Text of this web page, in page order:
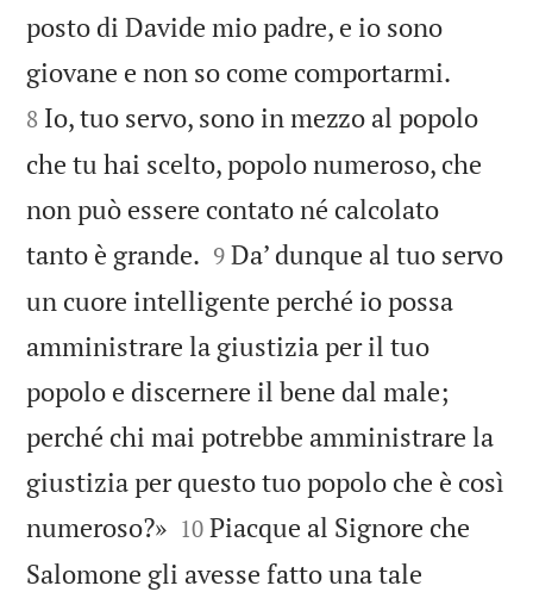
posto di Davide mio padre, e io sono
giovane e non so come comportarmi.
8 Io, tuo servo, sono in mezzo al popolo
che tu hai scelto, popolo numeroso, che
non può essere contato né calcolato
tanto è grande. 

9 Da’ dunque al tuo servo
un cuore intelligente perché io possa
amministrare la giustizia per il tuo
popolo e discernere il bene dal male;
perché chi mai potrebbe amministrare la
giustizia per questo tuo popolo che è così
numeroso?»
10 Piacque al Signore che
Salomone gli avesse fatto una tale